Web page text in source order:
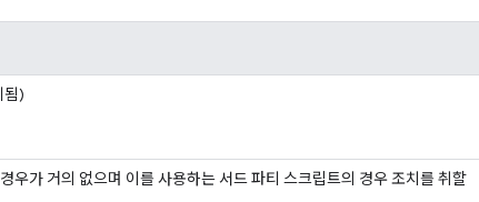
됨)
우가 거의 없으며 이를 사용하는 서드 파티 스크립트의 경우 조치를 취할